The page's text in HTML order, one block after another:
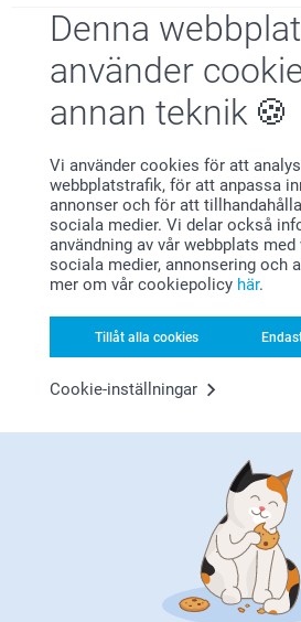
Denna
använder
annan teknik
Vi använder cookies för att
webbplatstrafik, för att anpassa
annonser och för att
sociala medier. Vi delar också
användning av vår webbplats
sociala medier, annonsering och
mer om vår cookiepolicy här.
Tillåt alla cookies
Cookie-inställningar
Registrera dig till vårt
Registrera dig
Genom att prenumerera på vårt
informationen om våra produkter och
innebär också att du godkänner vår
Du kan när som helst avregistrera dig
länken som finns längst ned i alla våra